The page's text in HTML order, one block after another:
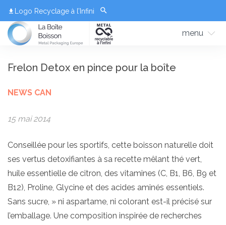
Logo Recyclage à l’Infini
menu
Frelon Detox en pince pour la boîte
NEWS CAN
15 mai 2014
Conseillée pour les sportifs, cette boisson naturelle doit
ses vertus detoxifiantes à sa recette mêlant thé vert,
huile essentielle de citron, des vitamines (C, B1, B6, B9 et
B12), Proline, Glycine et des acides aminés essentiels.
Sans sucre, » ni aspartame, ni colorant est-il précisé sur
l’emballage. Une composition inspirée de recherches